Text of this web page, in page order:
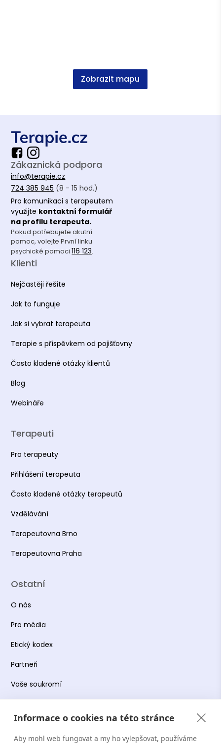
Informace o cookies na této stránce
Aby mohl web fungovat a my ho vylepšovat, používáme
Zobrazit mapu
Zákaznická podpora
info@terapie.cz
724 385 945 (8 - 15 hod.)
Pro komunikaci s terapeutem
využijte kontaktní formulář
na profilu terapeuta.
Pokud potřebujete akutní
pomoc, volejte První linku
psychické pomoci116 123.
Klienti
Nejčastěji řešíte
Jak to funguje
Jak si vybrat terapeuta
Terapie s příspěvkem od pojišťovny
Často kladené otázky klientů
Blog
Webináře
Terapeuti
Pro terapeuty
Přihlášení terapeuta
Často kladené otázky terapeutů
Vzdělávání
Terapeutovna Brno
Terapeutovna Praha
Ostatní
O nás
Pro média
Etický kodex
Partneři
Vaše soukromí
Obchodní podmínky
Podmínky používání platformy